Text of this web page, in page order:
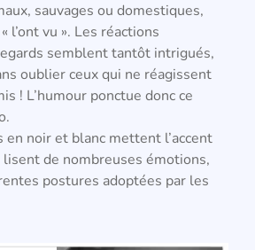
sauvages ou domestiques,
l’ont vu ». Les réactions
semblent tantôt intrigués,
oublier ceux qui ne réagissent
! L’humour ponctue donc ce
en noir et blanc mettent l’accent
de nombreuses émotions,
postures adoptées par les